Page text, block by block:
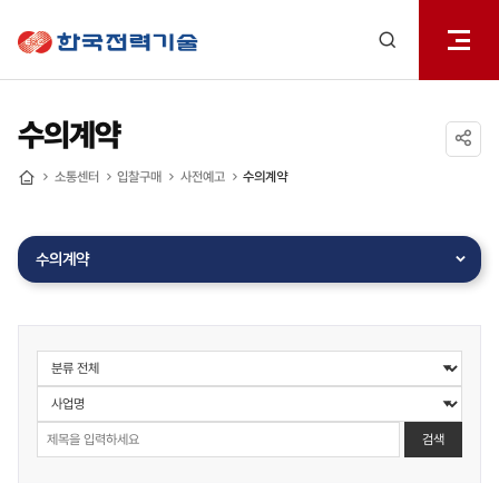
열기
수의계약
소통센터 입찰구매 사전예고 수의계약
수의계약
수의계약
사전공고
게시물
게시판
상세
검색